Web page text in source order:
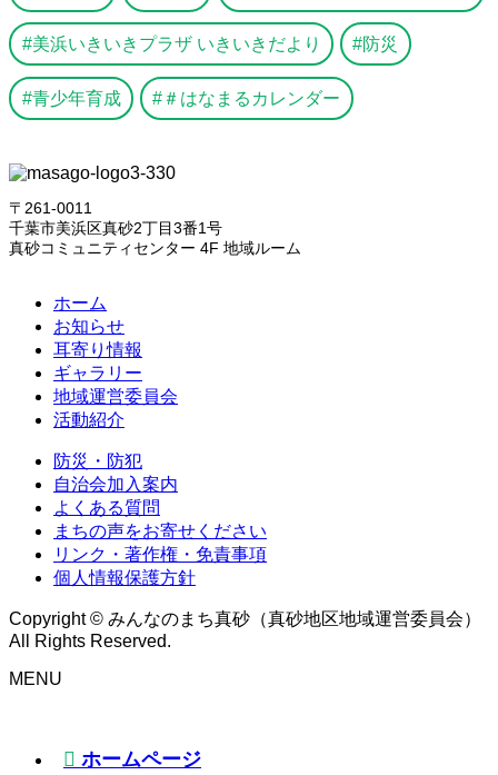
美浜いきいきプラザ いきいきだより 防災
青少年育成 ＃はなまるカレンダー
〒261-0011
千葉市美浜区真砂2丁目3番1号
真砂コミュニティセンター 4F 地域ルーム
ホーム
お知らせ
耳寄り情報
ギャラリー
地域運営委員会
活動紹介
防災・防犯
自治会加入案内
よくある質問
まちの声をお寄せください
リンク・著作権・免責事項
個人情報保護方針
Copyright © みんなのまち真砂（真砂地区地域運営委員会）
All Rights Reserved.
MENU
ホームページ